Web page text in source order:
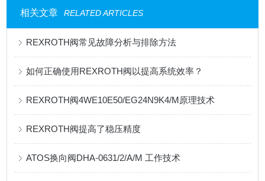
相关文章 RELATED ARTICLES
REXROTH阀常见故障分析与排除方法
如何正确使用REXROTH阀以提高系统效率？
REXROTH阀4WE10E50/EG24N9K4/M原理技术
REXROTH阀提高了稳压精度
ATOS换向阀DHA-0631/2/A/M 工作技术